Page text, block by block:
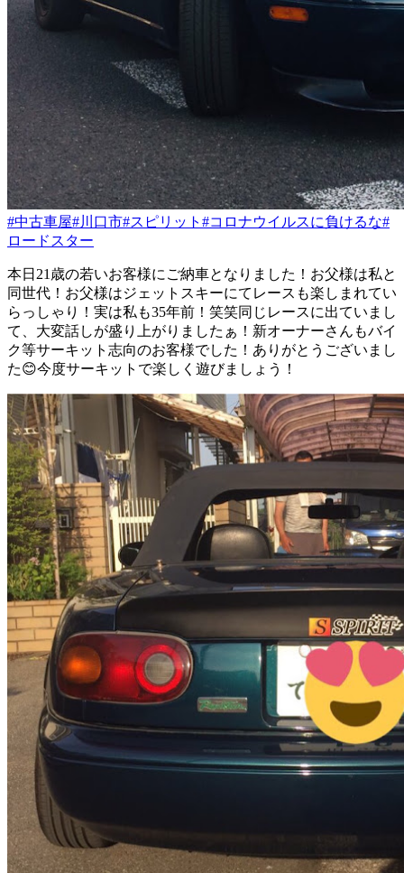
#中古車屋#川口市#スピリット #コロナウイルスに負けるな#
ロードスター
‪本日21歳の若いお客様にご納車となりました！お父様は私と
同世代！お父様はジェットスキーにてレースも楽しまれてい
らっしゃり！実は私も35年前！笑笑同じレースに出ていまし
て、大変話しが盛り上がりましたぁ！新オーナーさんもバイ
ク等サーキット志向のお客様でした！ありがとうございまし
た😊‬今度サーキットで楽しく遊びましょう！